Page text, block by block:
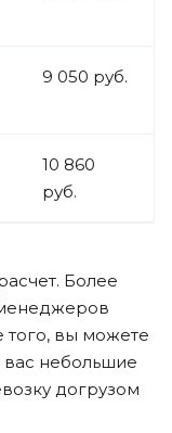
9 050 руб.
10 860
руб.
Более
того, вы можете
вас небольшие
догрузом